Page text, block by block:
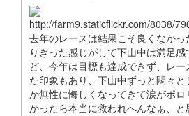
去年のレースは結果こそ良くなか
りきった感じがして下山中は満足
ど、今年は目標も達成できず、レ
た印象もあり、下山中ずっと悶々
か無性に悔しくなってきて涙がポロ
かったら本当に救われへんなぁ、と